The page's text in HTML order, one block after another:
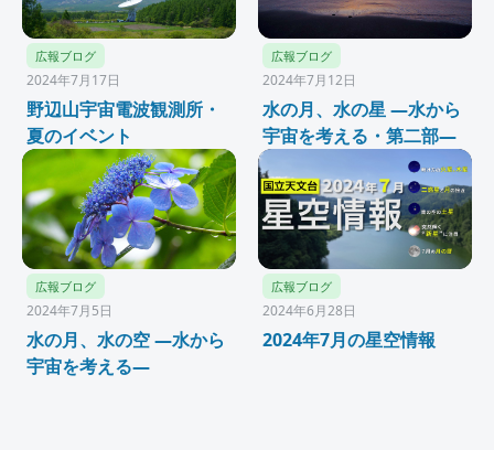
広報ブログ
2024年7月17日
野辺山宇宙電波観測所・
夏のイベント
広報ブログ
2024年7月12日
水の月、水の星 ―水から
宇宙を考える・第二部―
広報ブログ
2024年7月5日
水の月、水の空 ―水から
宇宙を考える―
広報ブログ
2024年6月28日
2024年7月の星空情報